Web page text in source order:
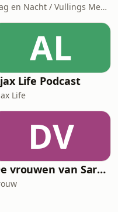
Dag en Nacht / Vullings Media
AL
Life Podcast
Life
DV
De vrouwen van Saramacca